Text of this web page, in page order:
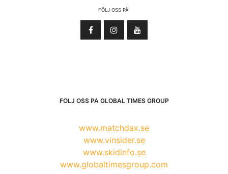
FÖLJ OSS PÅ:
FÖLJ OSS PÅ GLOBAL TIMES GROUP
www.matchdax.se
www.vinsider.se
www.skidinfo.se
www.globaltimesgroup.com